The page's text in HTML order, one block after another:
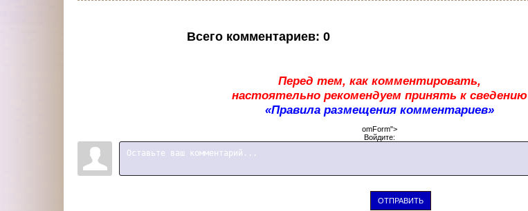
Всего комментариев: 0
Перед тем, как комментировать,
настоятельно рекомендуем принять к сведению
«Правила размещения комментариев»
omForm">
Войдите:
ОТПРАВИТЬ